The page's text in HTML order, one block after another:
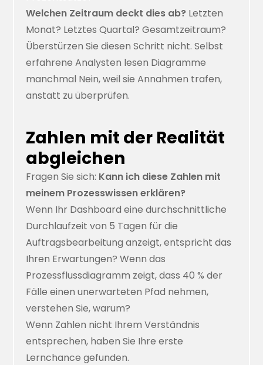
Welchen Zeitraum deckt dies ab? Letzten
Monat? Letztes Quartal? Gesamtzeitraum?
Überstürzen Sie diesen Schritt nicht. Selbst
erfahrene Analysten lesen Diagramme
manchmal Nein, weil sie Annahmen trafen,
anstatt zu überprüfen.
Zahlen mit der Realität
abgleichen
Fragen Sie sich: Kann ich diese Zahlen mit
meinem Prozesswissen erklären?
Wenn Ihr Dashboard eine durchschnittliche
Durchlaufzeit von 5 Tagen für die
Auftragsbearbeitung anzeigt, entspricht das
Ihren Erwartungen? Wenn das
Prozessflussdiagramm zeigt, dass 40 % der
Fälle einen unerwarteten Pfad nehmen,
verstehen Sie, warum?
Wenn Zahlen nicht Ihrem Verständnis
entsprechen, haben Sie Ihre erste
Lernchance gefunden.